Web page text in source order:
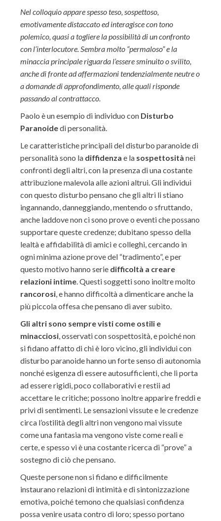
Nel colloquio appare spesso teso, sospettoso,
emotivamente distaccato ed interagisce con tono
polemico, quasi a togliere la possibilità di un confronto
con l’interlocutore. Sembra molto “permaloso” e la
minaccia principale riguarda l’essere sminuito o svilito,
anche di fronte ad affermazioni tendenzialmente neutre o
a domande di approfondimento, alle quali risponde
passando al contrattacco.
Paolo è un esempio di individuo con Disturbo
Paranoidedi personalità.
Le caratteristiche principali del disturbo paranoide di
personalità sono la diffidenza e la sospettosità nei
confronti degli altri, con la presenza di una costante
attribuzione malevola alle azioni altrui. Gli individui
con questo disturbo pensano che gli altri li stiano
ingannando, danneggiando, mentendo o sfruttando,
anche laddove non ci sono prove o eventi che possano
supportare queste credenze; dubitano spesso della
lealtà e affidabilità di amici e colleghi, cercando in
ogni minima azione prove del “tradimento”, e per
questo motivo hanno serie difficoltà a creare
relazioni intime. Questi soggetti sono inoltre molto
rancorosi, e hanno difficoltà a dimenticare anche la
più piccola offesa che pensano di aver subìto.
Gli altri sono sempre visti come ostili e
minacciosi, osservati con sospettosità, e poiché non
si fidano affatto di chi è loro vicino, gli individui con
disturbo paranoide hanno un forte senso di autonomia
nonché esigenza di essere autosufficienti, che li porta
ad essere rigidi, poco collaborativi e restii ad
accettare le critiche; possono inoltre apparire freddi e
privi di sentimenti. Le sensazioni vissute e le credenze
circa l’ostilità degli altri non vengono mai vissute
come una fantasia ma vengono viste come reali e
certe, e spesso vi è una costante ricerca di “prove” a
sostegno di ciò che pensano.
Queste persone non si fidano e difficilmente
instaurano relazioni di intimità e di sintonizzazione
emotiva, poiché temono che qualsiasi confidenza
possa venire usata contro di loro; spesso portano